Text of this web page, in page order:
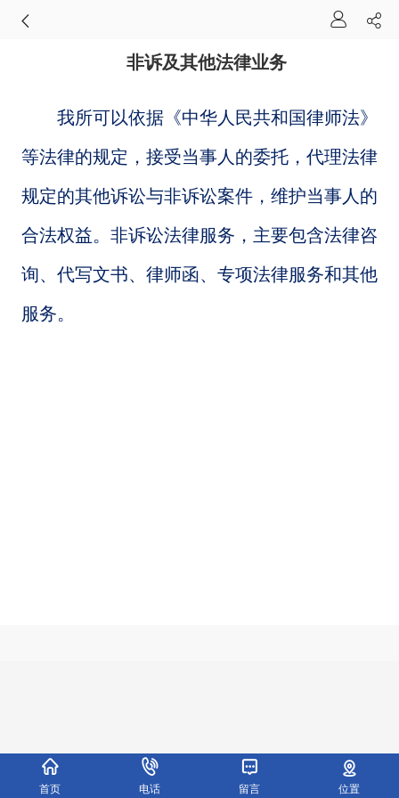
非诉及其他法律业务
我所可以依据《中华人民共和国律师法》
等法律的规定，接受当事人的委托，代理法律
规定的其他诉讼与非诉讼案件，维护当事人的
合法权益。非诉讼法律服务，主要包含法律咨
询、代写文书、律师函、专项法律服务和其他
服务。
首页 电话 留言 位置